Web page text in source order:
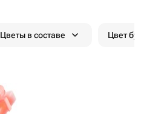
Цветы в составе Цвет